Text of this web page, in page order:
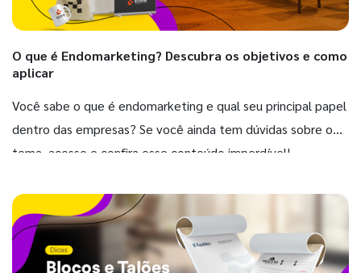
O que é Endomarketing? Descubra os objetivos e como
aplicar
Você sabe o que é endomarketing e qual seu principal papel
dentro das empresas? Se você ainda tem dúvidas sobre o
tema, acesse e confira esse conteúdo imperdível!